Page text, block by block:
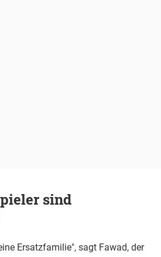
sind
Ersatzfamilie", sagt Fawad, der